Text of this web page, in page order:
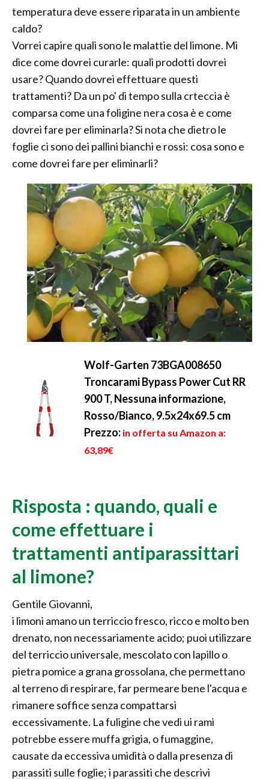
temperatura deve essere riparata in un ambiente
caldo?
Vorrei capire quali sono le malattie del limone. Mi
dice come dovrei curarle: quali prodotti dovrei
usare? Quando dovrei effettuare questi
trattamenti? Da un po' di tempo sulla crteccia è
comparsa come una foligine nera cosa è e come
dovrei fare per eliminarla? Si nota che dietro le
foglie ci sono dei pallini bianchi e rossi: cosa sono e
come dovrei fare per eliminarli?
Wolf-Garten 73BGA008650
Troncarami Bypass Power Cut RR
900 T, Nessuna informazione,
Rosso/Bianco, 9.5x24x69.5 cm
Prezzo: in offerta su Amazon a:
63,89€
Risposta : quando, quali e
come effettuare i
trattamenti antiparassittari
al limone?
Gentile Giovanni,
i limoni amano un terriccio fresco, ricco e molto ben
drenato, non necessariamente acido; puoi utilizzare
del terriccio universale, mescolato con lapillo o
pietra pomice a grana grossolana, che permettano
al terreno di respirare, far permeare bene l'acqua e
rimanere soffice senza compattarsi
eccessivamente. La fuligine che vedi ui rami
potrebbe essere muffa grigia, o fumaggine,
causate da eccessiva umidità o dalla presenza di
parassiti sulle foglie; i parassiti che descrivi